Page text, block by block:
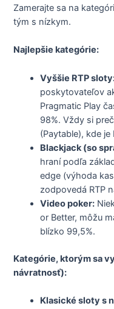
Zamerajte sa na
tým s nízkym.
Najlepšie kategórie:
Vyššie RTP
poskytovateľov
Pragmatic Play
98%. Vždy si
(Paytable), kde je
Blackjack (so
hraní podľa
edge (výhoda
zodpovedá RTP
Video poker:
or Better, môžu
blízko 99,5%.
Kategórie, ktorým sa
návratnosť):
Klasické sloty s